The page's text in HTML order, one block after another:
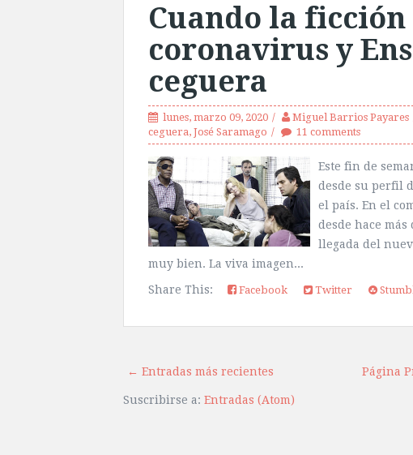
Cuando la ficción
coronavirus y
ceguera
lunes, marzo 09, 2020 Miguel Barrios Payares
ceguera, José Saramago 11 comments
Este fin de
desde su perfil
el país. En el
desde hace
llegada del
muy bien. La viva imagen...
Share This:
Facebook Twitter
← Entradas más recientes Página
Suscribirse a: Entradas (Atom)